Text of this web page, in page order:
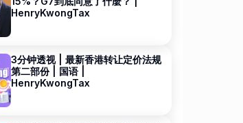
HenryKwongTax
3分钟透视 | 最新香港转让定价法规
第二部份 | 国语 |
HenryKwongTax